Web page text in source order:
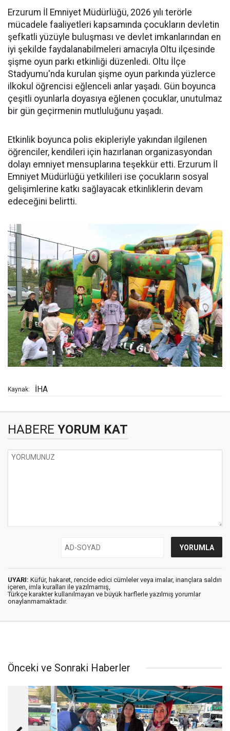
Erzurum İl Emniyet Müdürlüğü, 2026 yılı terörle
mücadele faaliyetleri kapsamında çocukların devletin
şefkatli yüzüyle buluşması ve devlet imkanlarından en
iyi şekilde faydalanabilmeleri amacıyla Oltu ilçesinde
şişme oyun parkı etkinliği düzenledi. Oltu İlçe
Stadyumu'nda kurulan şişme oyun parkında yüzlerce
ilkokul öğrencisi eğlenceli anlar yaşadı. Gün boyunca
çeşitli oyunlarla doyasıya eğlenen çocuklar, unutulmaz
bir gün geçirmenin mutluluğunu yaşadı.
Etkinlik boyunca polis ekipleriyle yakından ilgilenen
öğrenciler, kendileri için hazırlanan organizasyondan
dolayı emniyet mensuplarına teşekkür etti. Erzurum İl
Emniyet Müdürlüğü yetkilileri ise çocukların sosyal
gelişimlerine katkı sağlayacak etkinliklerin devam
edeceğini belirtti.
Kaynak: İHA
HABERE YORUM KAT
UYARI: Küfür, hakaret, rencide edici cümleler veya imalar, inançlara saldırı
içeren, imla kuralları ile yazılmamış,
Türkçe karakter kullanılmayan ve büyük harflerle yazılmış yorumlar
onaylanmamaktadır.
Önceki ve Sonraki Haberler